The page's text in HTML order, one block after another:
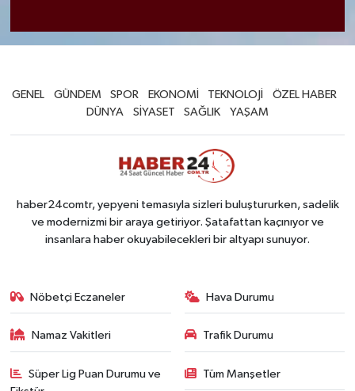
GENEL GÜNDEM SPOR EKONOMİ TEKNOLOJİ
ÖZEL HABER
DÜNYA
SİYASET SAĞLIK YAŞAM
haber24comtr, yepyeni temasıyla sizleri buluştururken, sadelik
ve modernizmi bir araya getiriyor. Şatafattan kaçınıyor ve
insanlara haber okuyabilecekleri bir altyapı sunuyor.
Nöbetçi Eczaneler Hava Durumu
Namaz Vakitleri Trafik Durumu
Süper Lig Puan Durumu ve
Tüm Manşetler